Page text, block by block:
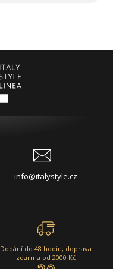
info@italystyle.cz
Dodání do 48 hodin, doprava
zdarma od 2000 Kč